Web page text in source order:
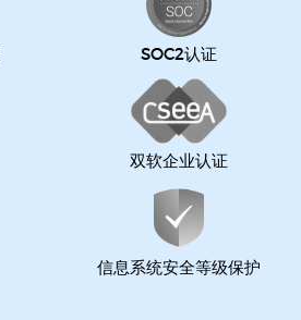
SOC2认证
双软企业认证
信息系统安全等级保护